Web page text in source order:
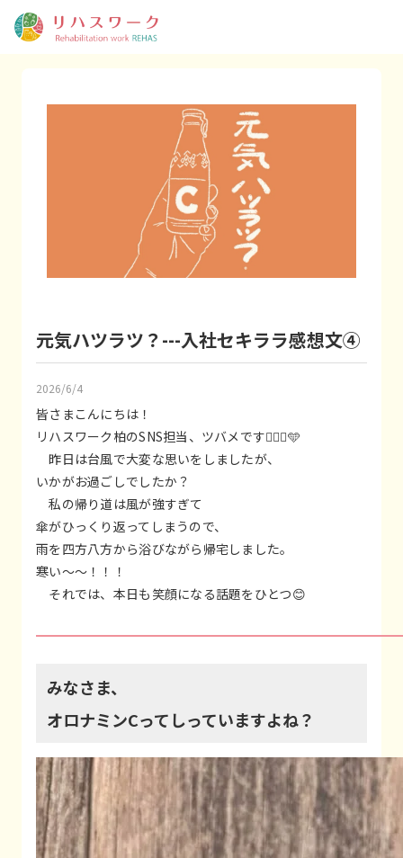
元気ハツラツ？---入社セキララ感想文④
2026/6/4
皆さまこんにちは！
リハスワーク柏のSNS担当、ツバメです🙋🏻‍♀️🩵
昨日は台風で大変な思いをしましたが、
いかがお過ごしでしたか？
私の帰り道は風が強すぎて
傘がひっくり返ってしまうので、
雨を四方八方から浴びながら帰宅しました。
寒い〜〜！！！
それでは、本日も笑顔になる話題をひとつ😊
みなさま、
オロナミンCってしっていますよね？